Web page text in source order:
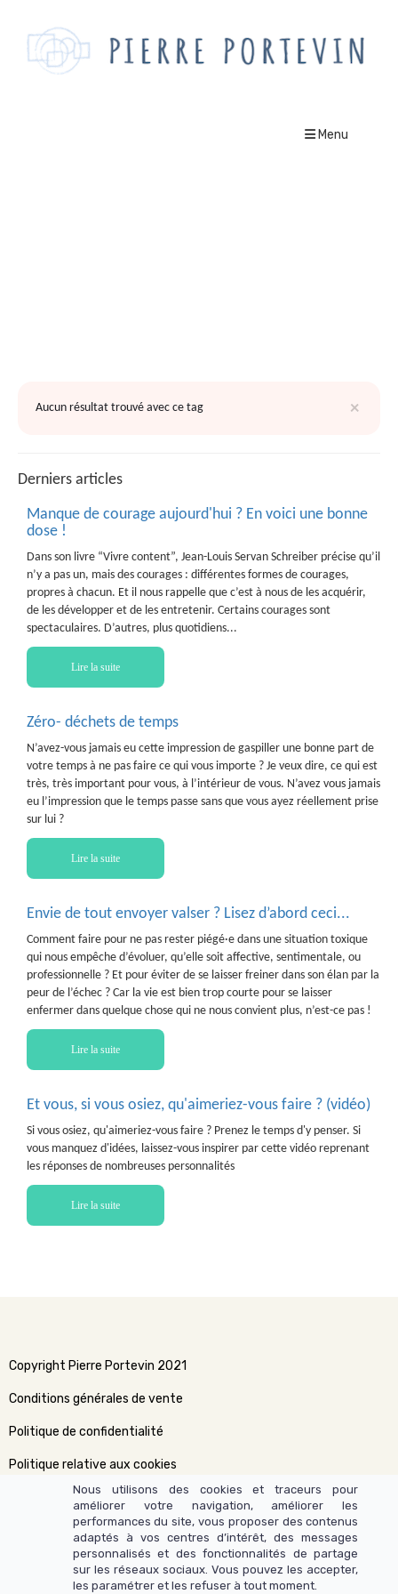
Menu
×
Aucun résultat trouvé avec ce tag
Derniers articles
Manque de courage aujourd'hui ? En voici une bonne
dose !
Dans son livre “Vivre content”, Jean-Louis Servan Schreiber précise qu’il
n’y a pas un, mais des courages : différentes formes de courages,
propres à chacun. Et il nous rappelle que c’est à nous de les acquérir,
de les développer et de les entretenir. Certains courages sont
spectaculaires. D’autres, plus quotidiens...
Lire la suite
Zéro- déchets de temps
N’avez-vous jamais eu cette impression de gaspiller une bonne part de
votre temps à ne pas faire ce qui vous importe ? Je veux dire, ce qui est
très, très important pour vous, à l’intérieur de vous. N’avez vous jamais
eu l’impression que le temps passe sans que vous ayez réellement prise
sur lui ?
Lire la suite
Envie de tout envoyer valser ? Lisez d’abord ceci...
Comment faire pour ne pas rester piégé·e dans une situation toxique
qui nous empêche d’évoluer, qu’elle soit affective, sentimentale, ou
professionnelle ? Et pour éviter de se laisser freiner dans son élan par la
peur de l’échec ? Car la vie est bien trop courte pour se laisser
enfermer dans quelque chose qui ne nous convient plus, n’est-ce pas !
Lire la suite
Et vous, si vous osiez, qu'aimeriez-vous faire ? (vidéo)
Si vous osiez, qu'aimeriez-vous faire ? Prenez le temps d'y penser. Si
vous manquez d'idées, laissez-vous inspirer par cette vidéo reprenant
les réponses de nombreuses personnalités
Lire la suite
Copyright Pierre Portevin 2021
Conditions générales de vente
Politique de confidentialité
Politique relative aux cookies
Nous utilisons des cookies et traceurs pour
améliorer votre navigation, améliorer les
performances du site, vous proposer des contenus
adaptés à vos centres d’intérêt, des messages
personnalisés et des fonctionnalités de partage
sur les réseaux sociaux. Vous pouvez les accepter,
les paramétrer et les refuser à tout moment.